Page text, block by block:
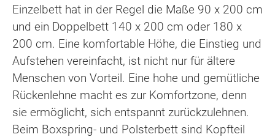
Einzelbett hat in der Regel die Maße 90 x 200 cm
und ein Doppelbett 140 x 200 cm oder 180 x
200 cm. Eine komfortable Höhe, die Einstieg und
Aufstehen vereinfacht, ist nicht nur für ältere
Menschen von Vorteil. Eine hohe und gemütliche
Rückenlehne macht es zur Komfortzone, denn
sie ermöglicht, sich entspannt zurückzulehnen.
Beim Boxspring- und Polsterbett sind Kopfteil